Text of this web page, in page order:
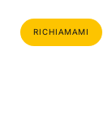
RICHIAMAMI